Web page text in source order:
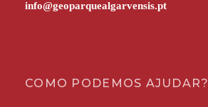
COMO PODEMOS AJUDAR?